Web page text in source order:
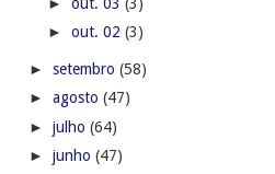
► out. 02 (3)
► setembro (58)
► agosto (47)
► julho (64)
► junho (47)